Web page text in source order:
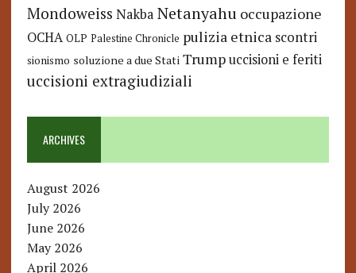
Mondoweiss Nakba Netanyahu occupazione
OCHA OLP Palestine Chronicle pulizia etnica scontri
sionismo soluzione a due Stati Trump uccisioni e feriti
uccisioni extragiudiziali
ARCHIVES
August 2026
July 2026
June 2026
May 2026
April 2026